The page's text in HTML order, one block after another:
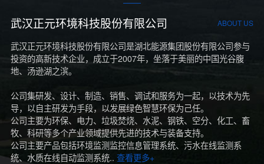
武汉正元环境科技股份有限公司 ABOUT US
武汉正元环境科技股份有限公司是湖北能源集团股份有限公司参与
投资的高新技术企业，成立于2007年，坐落于美丽的中国光谷腹
地、汤逊湖之滨。
公司集研发、设计、制造、销售、调试和服务为一起，以技术为先
导，以自主研发为手段，以发展绿色智慧环保为己任。
公司主要为环保、电力、垃圾焚烧、水泥、钢铁、空分、化工、畜
牧、科研等多个产业领域提供先进的技术与装备支持。
公司主要产品包括环境监测监控信息管理系统、污水在线监测系
统、水质在线自动监测系统.. 查看更多+